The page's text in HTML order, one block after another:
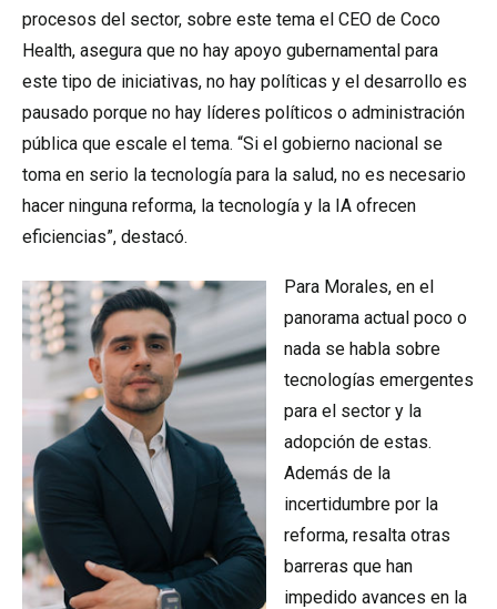
procesos del sector, sobre este tema el CEO de Coco
Health, asegura que no hay apoyo gubernamental para
este tipo de iniciativas, no hay políticas y el desarrollo es
pausado porque no hay líderes políticos o administración
pública que escale el tema. “Si el gobierno nacional se
toma en serio la tecnología para la salud, no es necesario
hacer ninguna reforma, la tecnología y la IA ofrecen
eficiencias”, destacó.
Para Morales, en el
panorama actual poco o
nada se habla sobre
tecnologías emergentes
para el sector y la
adopción de estas.
Además de la
incertidumbre por la
reforma, resalta otras
barreras que han
impedido avances en la